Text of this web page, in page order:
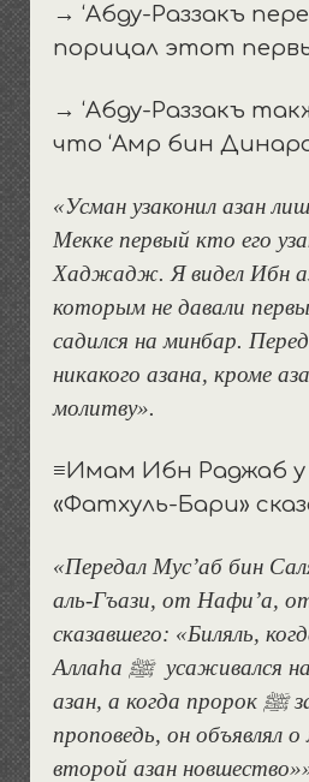
→ ‘Абду-Раззакъ
порицал этот
→ ‘Абду-Раззакъ
что ‘Амр бин Динара
«Усман узаконил азан
Мекке первый кто его
Хаджадж. Я видел Ибн
которым не давали
садился на минбар.
никакого азана, кроме
молитву».
≡ Имам Ибн Раджаб у
«Фатхуль-Бари»
«Передал Мус’аб бин
аль-Гъази, от Нафи’а,
сказавшего: «Биляль,
Аллаhа ﷺ усаживался на минбаре, давал
азан, а когда пророк ﷺ заканчивал свою
проповедь, он объявлял
второй азан